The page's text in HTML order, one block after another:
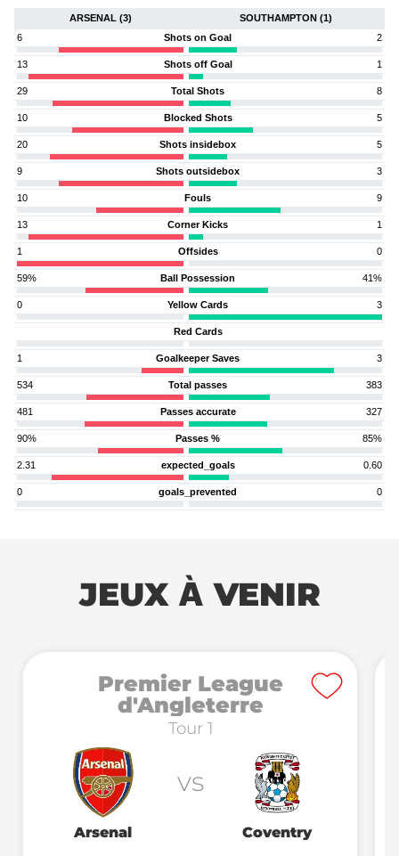
ARSENAL (3)
SOUTHAMPTON (1)
6
Shots on Goal 2
13 Shots off Goal 1
29 Total Shots 8
10 Blocked Shots 5
20 Shots insidebox 5
9 Shots outsidebox 3
10 Fouls 9
13 Corner Kicks 1
1 Offsides 0
59% Ball Possession 41%
0 Yellow Cards 3
Red Cards
1 Goalkeeper Saves 3
534 Total passes 383
481 Passes accurate 327
90% Passes % 85%
2.31 expected_goals 0.60
0 goals_prevented 0
JEUX À VENIR
Premier League
d'Angleterre
Tour 1
Arsenal
vs
Coventry